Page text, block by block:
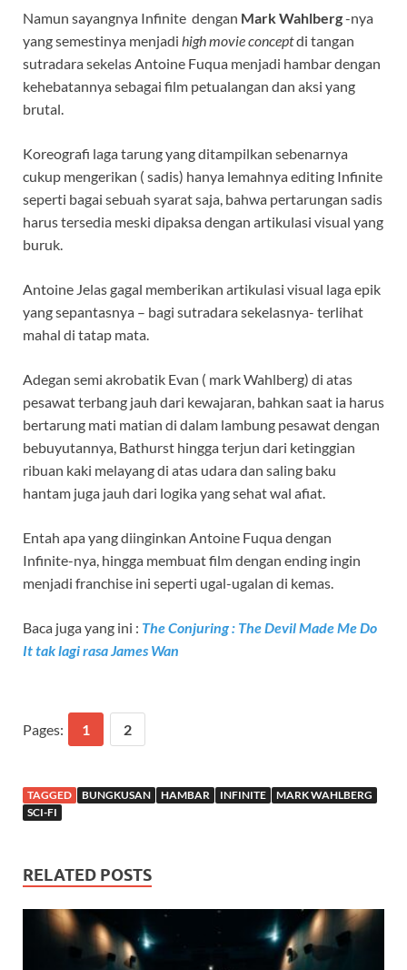
Namun sayangnya Infinite dengan Mark Wahlberg-nya
yang semestinya menjadi high movie conceptdi tangan
sutradara sekelas Antoine Fuqua menjadi hambar dengan
kehebatannya sebagai film petualangan dan aksi yang
brutal.
Koreografi laga tarung yang ditampilkan sebenarnya
cukup mengerikan ( sadis) hanya lemahnya editing Infinite
seperti bagai sebuah syarat saja, bahwa pertarungan sadis
harus tersedia meski dipaksa dengan artikulasi visual yang
buruk.
Antoine Jelas gagal memberikan artikulasi visual laga epik
yang sepantasnya – bagi sutradara sekelasnya- terlihat
mahal di tatap mata.
Adegan semi akrobatik Evan ( mark Wahlberg) di atas
pesawat terbang jauh dari kewajaran, bahkan saat ia harus
bertarung mati matian di dalam lambung pesawat dengan
bebuyutannya, Bathurst hingga terjun dari ketinggian
ribuan kaki melayang di atas udara dan saling baku
hantam juga jauh dari logika yang sehat wal afiat.
Entah apa yang diinginkan Antoine Fuqua dengan
Infinite-nya, hingga membuat film dengan ending ingin
menjadi franchise ini seperti ugal-ugalan di kemas.
Baca juga yang ini : The Conjuring : The Devil Made Me Do
It tak lagi rasa James Wan
Pages: 1 2
TAGGED BUNGKUSAN HAMBAR INFINITE
MARK WAHLBERG
SCI-FI
RELATED POSTS